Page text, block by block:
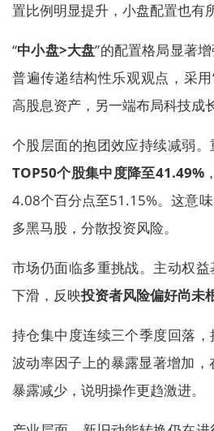
置比例明显提升，小盘配置也有
“中小盘>大盘”的配置格局显著
普遍传递结构性乐观观点，采
高股息资产，另一端布局科技成
个股层面的抱团效应持续减弱。
TOP50个股集中度降至41.49%
4.08个百分点至51.15%。这意
多黑马股，分散投资风险。
市场仍面临多重挑战。主动权
下滑，反映投资者风险偏好尚未
持仓集中度连续三个季度回落
波动率因子上的暴露显著增加
暴露减少，说明操作更趋激进。